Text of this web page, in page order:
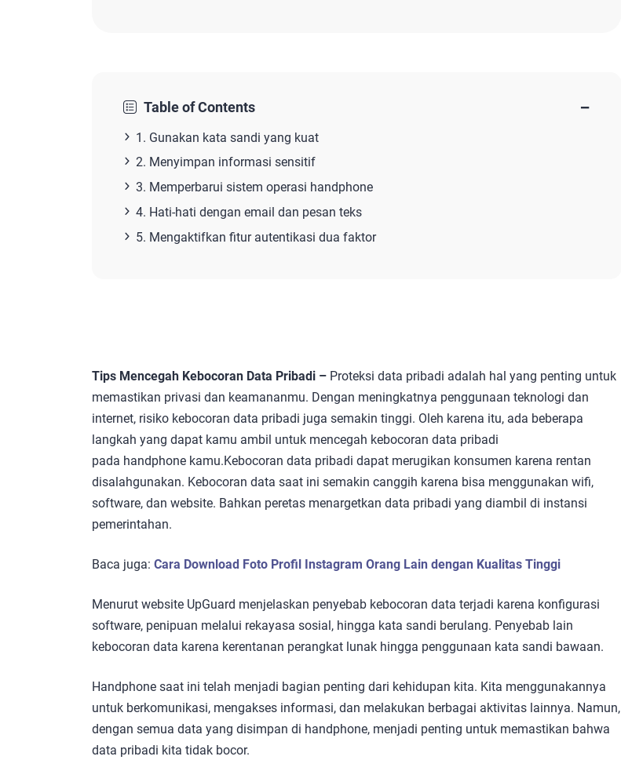
Table of Contents −
1. Gunakan kata sandi yang kuat
2. Menyimpan informasi sensitif
3. Memperbarui sistem operasi handphone
4. Hati-hati dengan email dan pesan teks
5. Mengaktifkan fitur autentikasi dua faktor
Tips Mencegah Kebocoran Data Pribadi – Proteksi data pribadi adalah hal yang penting untuk
memastikan privasi dan keamananmu. Dengan meningkatnya penggunaan teknologi dan
internet, risiko kebocoran data pribadi juga semakin tinggi. Oleh karena itu, ada beberapa
langkah yang dapat kamu ambil untuk mencegah kebocoran data pribadi
pada handphone kamu.Kebocoran data pribadi dapat merugikan konsumen karena rentan
disalahgunakan. Kebocoran data saat ini semakin canggih karena bisa menggunakan wifi,
software, dan website. Bahkan peretas menargetkan data pribadi yang diambil di instansi
pemerintahan.
Baca juga: Cara Download Foto Profil Instagram Orang Lain dengan Kualitas Tinggi
Menurut website UpGuard menjelaskan penyebab kebocoran data terjadi karena konfigurasi
software, penipuan melalui rekayasa sosial, hingga kata sandi berulang. Penyebab lain
kebocoran data karena kerentanan perangkat lunak hingga penggunaan kata sandi bawaan.
Handphone saat ini telah menjadi bagian penting dari kehidupan kita. Kita menggunakannya
untuk berkomunikasi, mengakses informasi, dan melakukan berbagai aktivitas lainnya. Namun,
dengan semua data yang disimpan di handphone, menjadi penting untuk memastikan bahwa
data pribadi kita tidak bocor.